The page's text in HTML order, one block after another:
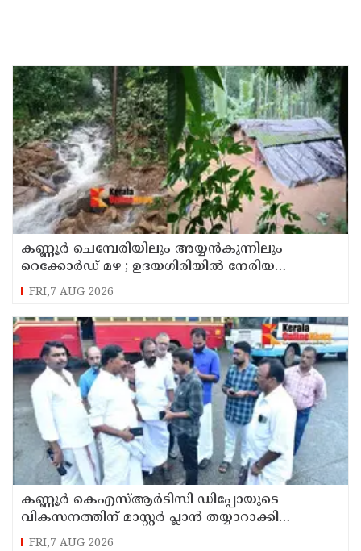
കണ്ണൂർ ചെമ്പേരിയിലും അയ്യൻകുന്നിലും
റെക്കോർഡ് മഴ ; ഉദയഗിരിയിൽ നേരിയ
ഉരുൾപൊട്ടൽ; 13 പേരെ ക്യാമ്പിലേക്ക് മാറ്റി
FRI,7 AUG 2026
കണ്ണൂർ കെഎസ്ആർടിസി ഡിപ്പോയുടെ
വികസനത്തിന് മാസ്റ്റർ പ്ലാൻ തയ്യാറാക്കി
സമർപ്പിക്കും : ടി ഒ മോഹനൻ എം എൽ എ
FRI,7 AUG 2026